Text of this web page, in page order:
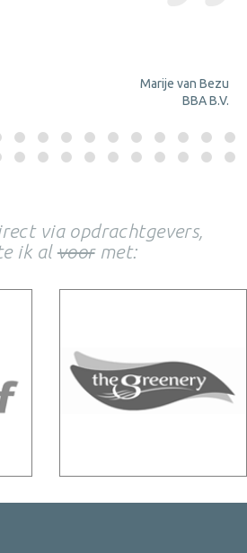
Marije van Bezu
BBA B.V.
via opdrachtgevers,
ik al voormet: